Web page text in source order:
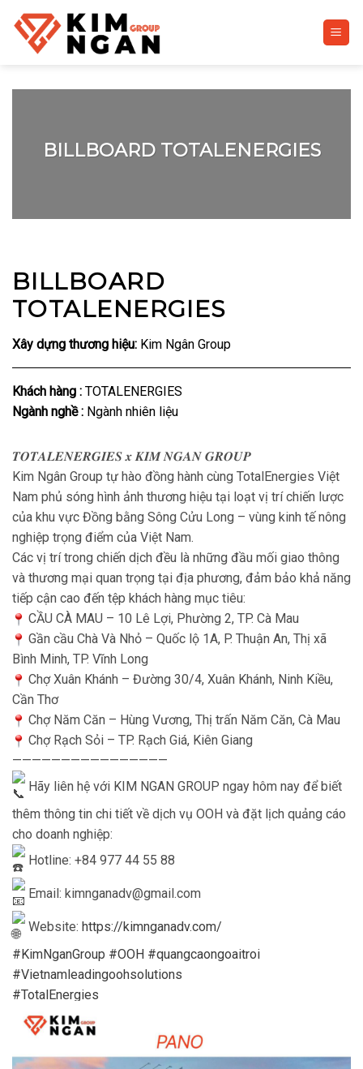
Skip
content
BILLBOARD TOTALENERGIES
BILLBOARD
TOTALENERGIES
Xây dựng thương hiệu: Kim Ngân Group
Khách hàng : TOTALENERGIES
Ngành nghề : Ngành nhiên liệu
𝑻𝑶𝑻𝑨𝑳𝑬𝑵𝑬𝑹𝑮𝑰𝑬𝑺 𝒙 𝑲𝑰𝑴 𝑵𝑮𝑨𝑵 𝑮𝑹𝑶𝑼𝑷
Kim Ngân Group tự hào đồng hành cùng TotalEnergies Việt
Nam phủ sóng hình ảnh thương hiệu tại loạt vị trí chiến lược
của khu vực Đồng bằng Sông Cửu Long – vùng kinh tế nông
nghiệp trọng điểm của Việt Nam.
Các vị trí trong chiến dịch đều là những đầu mối giao thông
và thương mại quan trọng tại địa phương, đảm bảo khả năng
tiếp cận cao đến tệp khách hàng mục tiêu:
CẦU CÀ MAU – 10 Lê Lợi, Phường 2, TP. Cà Mau
Gần cầu Chà Và Nhỏ – Quốc lộ 1A, P. Thuận An, Thị xã
Bình Minh, TP. Vĩnh Long
Chợ Xuân Khánh – Đường 30/4, Xuân Khánh, Ninh Kiều,
Cần Thơ
Chợ Năm Căn – Hùng Vương, Thị trấn Năm Căn, Cà Mau
Chợ Rạch Sỏi – TP. Rạch Giá, Kiên Giang
————————————————
Hãy liên hệ với KIM NGAN GROUP ngay hôm nay để biết
thêm thông tin chi tiết về dịch vụ OOH và đặt lịch quảng cáo
cho doanh nghiệp:
Hotline: +84 977 44 55 88
Email: kimnganadv@gmail.com
Website: https://kimnganadv.com/
#KimNganGroup #OOH #quangcaongoaitroi
#Vietnamleadingoohsolutions
#TotalEnergies